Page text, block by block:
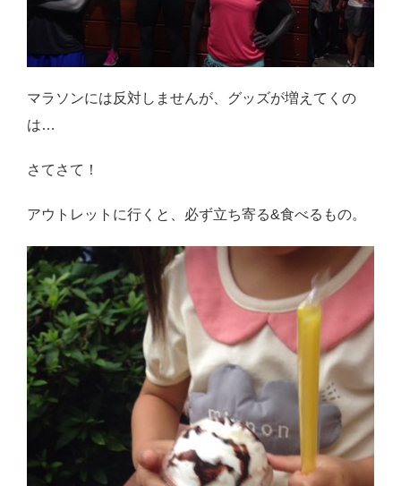
マラソンには反対しませんが、グッズが増えてくの
は…
さてさて！
アウトレットに行くと、必ず立ち寄る&食べるもの。